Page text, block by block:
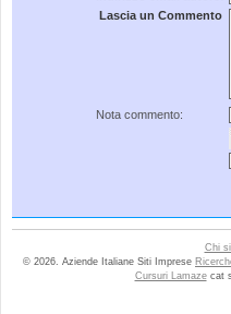
Lascia un Commento
Nota commento:
Chi
© 2026. Aziende Italiane Siti Imprese
Cursuri Lamazecat